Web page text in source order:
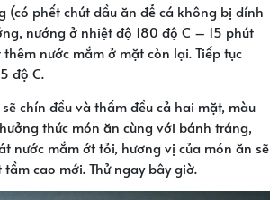
(có phết chút dầu ăn để cá không bị dính
nướng ở nhiệt độ 180 độ C – 15 phút
nước mắm ở mặt còn lại. Tiếp tục
độ C.
chín đều và thấm đều cả hai mặt, màu
thức món ăn cùng với bánh tráng,
nước mắm ớt tỏi, hương vị của món ăn sẽ
cao mới. Thử ngay bây giờ.